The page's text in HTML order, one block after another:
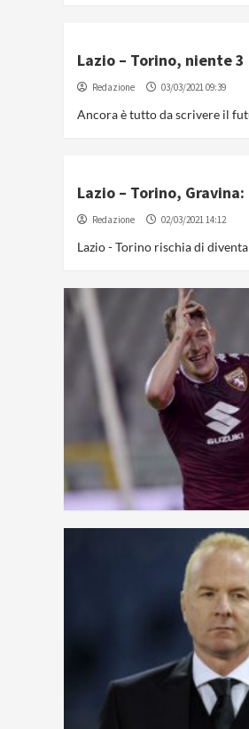
Lazio – Torino, niente
Redazione 03/03/2021 09:39
Ancora è tutto da scrivere il
Lazio – Torino,
Redazione 02/03/2021 14:12
Lazio - Torino rischia di